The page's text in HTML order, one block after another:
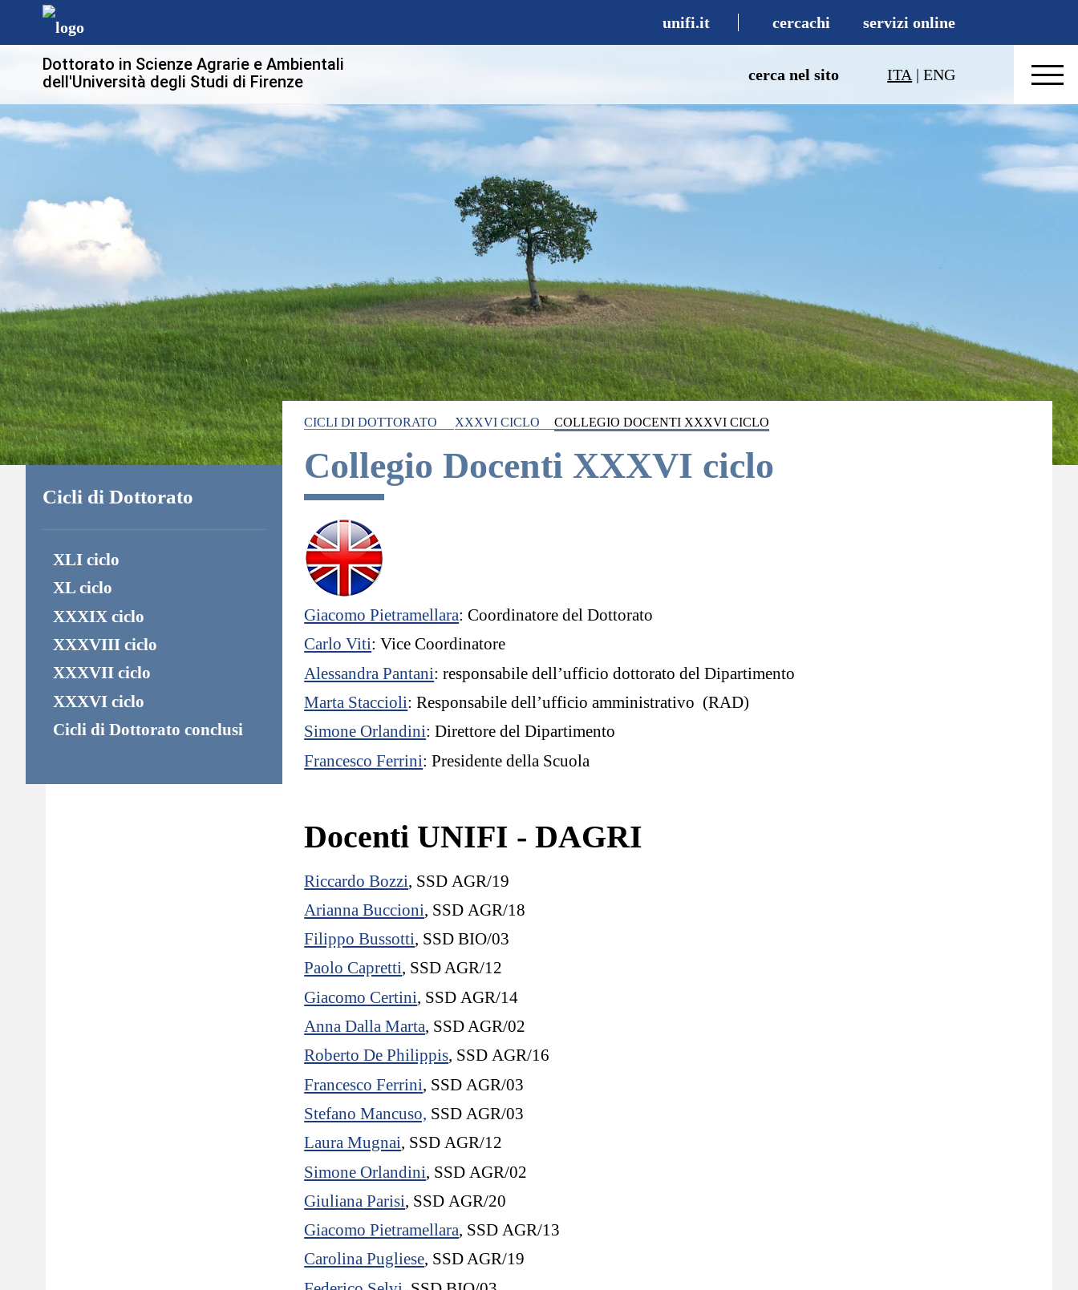
unifi.it cercachi servizi online
Dottorato in Scienze Agrarie e Ambientali
dell'Università degli Studi di Firenze
cerca nel sito ITA |ENG
CICLI DI DOTTORATO XXXVI CICLO COLLEGIO DOCENTI XXXVI CICLO
Collegio Docenti XXXVI ciclo
Giacomo Pietramellara: Coordinatore del Dottorato
Carlo Viti: Vice Coordinatore
Alessandra Pantani: responsabile dell’ufficio dottorato del Dipartimento
Marta Staccioli: Responsabile dell’ufficio amministrativo (RAD)
Simone Orlandini: Direttore del Dipartimento
Francesco Ferrini: Presidente della Scuola
Docenti UNIFI - DAGRI
Riccardo Bozzi, SSD AGR/19
Arianna Buccioni, SSD AGR/18
Filippo Bussotti, SSD BIO/03
Paolo Capretti, SSD AGR/12
Giacomo Certini, SSD AGR/14
Anna Dalla Marta, SSD AGR/02
Roberto De Philippis, SSD AGR/16
Francesco Ferrini, SSD AGR/03
Stefano Mancuso, SSD AGR/03
Laura Mugnai, SSD AGR/12
Simone Orlandini, SSD AGR/02
Giuliana Parisi, SSD AGR/20
Giacomo Pietramellara, SSD AGR/13
Carolina Pugliese, SSD AGR/19
Cicli di Dottorato
XLI ciclo
XL ciclo
XXXIX ciclo
XXXVIII ciclo
XXXVII ciclo
XXXVI ciclo
Cicli di Dottorato conclusi